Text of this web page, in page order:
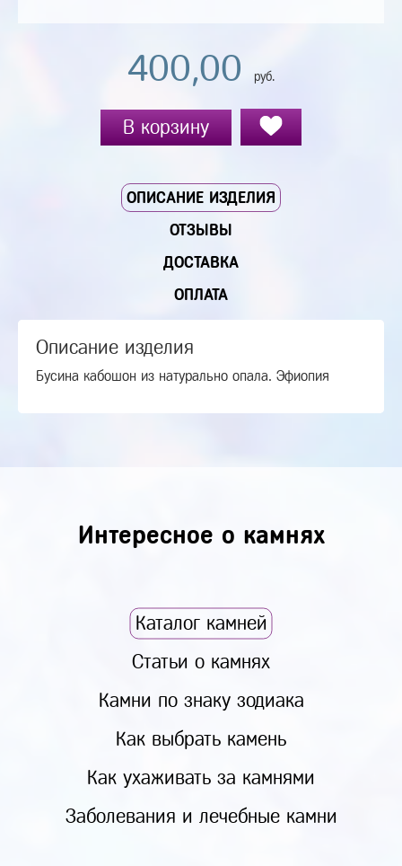
400,00 руб.
В корзину
ОПИСАНИЕ ИЗДЕЛИЯ
ОТЗЫВЫ
ДОСТАВКА
ОПЛАТА
Описание изделия
Бусина кабошон из натурально опала. Эфиопия
Интересное о камнях
Каталог камней
Статьи о камнях
Камни по знаку зодиака
Как выбрать камень
Как ухаживать за камнями
Заболевания и лечебные камни